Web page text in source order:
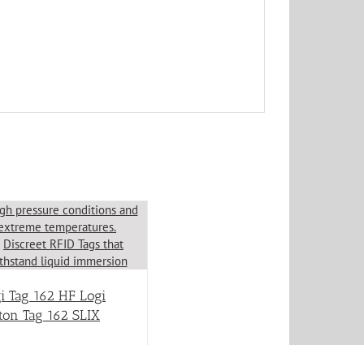
Tag 162 HF Logi
Tag 162 SLIX